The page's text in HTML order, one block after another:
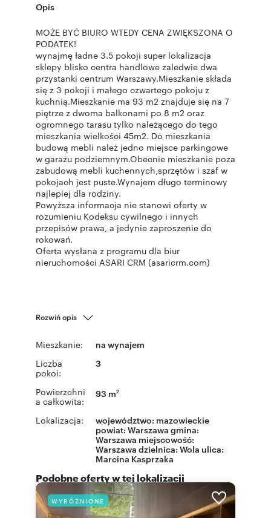
Opis
MOŻE BYĆ BIURO WTEDY CENA ZWIĘKSZONA O
PODATEK!
wynajmę ładne 3.5 pokoji super lokalizacja
sklepy blisko centra handlowe zaledwie dwa
przystanki centrum Warszawy.Mieszkanie składa
się z 3 pokoji i małego czwartego pokoju z
kuchnią.Mieszkanie ma 93 m2 znajduje się na 7
piętrze z dwoma balkonami po 8 m2 oraz
ogromnego tarasu tylko należącego do tego
mieszkania wielkości 45m2. Do mieszkania
budową mebli należ jedno miejsce parkingowe
w garażu podziemnym.Obecnie mieszkanie poza
zabudową mebli kuchennych,sprzętów i szaf w
pokojach jest puste.Wynajem długo terminowy
najlepiej dla rodziny.
Powyższa informacja nie stanowi oferty w
rozumieniu Kodeksu cywilnego i innych
przepisów prawa, a jedynie zaproszenie do
rokowań.
Oferta wysłana z programu dla biur
nieruchomości ASARI CRM (asaricrm.com)
Rozwiń opis
Mieszkanie: na wynajem
Liczba
pokoi:
3
Powierzchni
a całkowita:
93 m2
Lokalizacja: województwo: mazowieckie
powiat: Warszawa gmina:
Warszawa miejscowość:
Warszawa dzielnica: Wola ulica:
Marcina Kasprzaka
Podobne oferty w tej lokalizacji
WYRÓŻNIONE